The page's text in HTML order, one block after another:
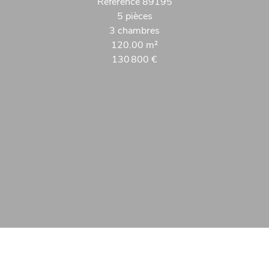
Référence89195
5 pièces
3 chambres
120.00 m²
130 800 €